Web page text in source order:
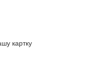
картку